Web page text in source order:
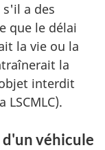
a des
que le délai
la vie ou la
la
interdit
LSCMLC).
véhicule